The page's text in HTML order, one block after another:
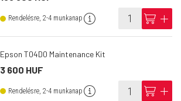
Rendelésre, 2-4 munkanap info cart add
Epson T04D0 Maintenance Kit
3 600 HUF
Rendelésre, 2-4 munkanap info cart add